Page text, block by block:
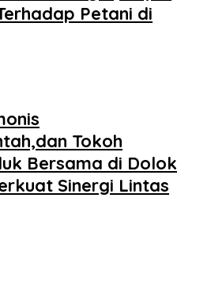
Petani di
Tokoh
Bersama di Dolok
Sinergi Lintas